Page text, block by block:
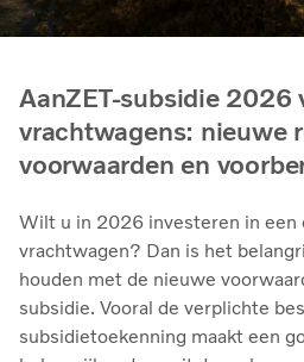
AanZET-subsidie 2026
vrachtwagens: nieuwe
voorwaarden en
Wilt u in 2026 investeren in een
vrachtwagen? Dan is het
houden met de nieuwe
subsidie. Vooral de verplichte
subsidietoekenning maakt een